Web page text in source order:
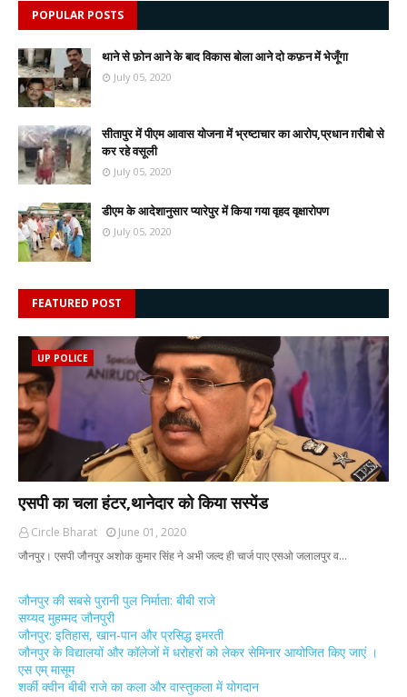
POPULAR POSTS
थाने से फ़ोन आने के बाद विकास बोला आने दो कफ़न में भेजूँगा
July 05, 2020
सीतापुर में पीएम आवास योजना में भ्रष्टाचार का आरोप,प्रधान ग़रीबो से
कर रहे वसूली
July 05, 2020
डीएम के आदेशानुसार प्यारेपुर में किया गया वृहद वृक्षारोपण
July 05, 2020
FEATURED POST
UP POLICE
एसपी का चला हंटर,थानेदार को किया सस्पेंड
Circle Bharat
June 01, 2020
जौनपुर। एसपी जौनपुर अशोक कुमार सिंह ने अभी जल्द ही चार्ज पाए एसओ जलालपुर व…
जौनपुर की सबसे पुरानी पुल निर्माता: बीबी राजे
सय्यद मुहम्मद जौनपुरी
जौनपुर: इतिहास, खान-पान और प्रसिद्ध इमरती
जौनपुर के विद्यालयों और कॉलेजों में धरोहरों को लेकर सेमिनार आयोजित किए जाएं ।
एस एम् मासूम
शर्की क्वीन बीबी राजे का कला और वास्तुकला में योगदान